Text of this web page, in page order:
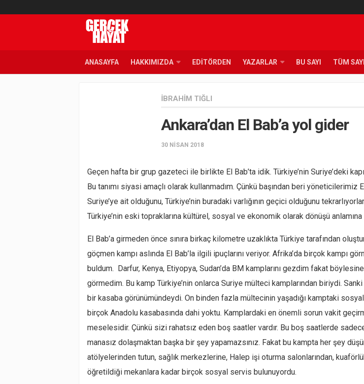
ANASAYFA HAKKIMIZDA EDITÖRDEN YAZARLAR BU SAYI TÜM
İBRAHIM TIĞLI
Ankara’dan El Bab’a yol gider
30 NISAN 2018
Geçen hafta bir grup gazeteci ile birlikte El Bab’ta idik. Türkiye’nin Suriye’deki
Bu tanımı siyasi amaçlı olarak kullanmadım. Çünkü başından beri yöneticilerimiz El
Suriye’ye ait olduğunu, Türkiye’nin buradaki varlığının geçici olduğunu
Türkiye’nin eski topraklarına kültürel, sosyal ve ekonomik olarak dönüşü
El Bab’a girmeden önce sınıra birkaç kilometre uzaklıkta Türkiye tarafından
göçmen kampı aslında El Bab’la ilgili ipuçlarını veriyor. Afrika’da birçok kampı
buldum. Darfur, Kenya, Etiyopya, Sudan’da BM kamplarını gezdim fakat
görmedim. Bu kamp Türkiye’nin onlarca Suriye mülteci kamplarından biriydi.
bir kasaba görünümündeydi. On binden fazla mültecinin yaşadığı kamptaki
birçok Anadolu kasabasında dahi yoktu. Kamplardaki en önemli sorun vakit
meselesidir. Çünkü sizi rahatsız eden boş saatler vardır. Bu boş saatlerde
manasız dolaşmaktan başka bir şey yapamazsınız. Fakat bu kampta her şey
atölyelerinden tutun, sağlık merkezlerine, Halep işi oturma salonlarından,
öğretildiği mekanlara kadar birçok sosyal servis bulunuyordu.